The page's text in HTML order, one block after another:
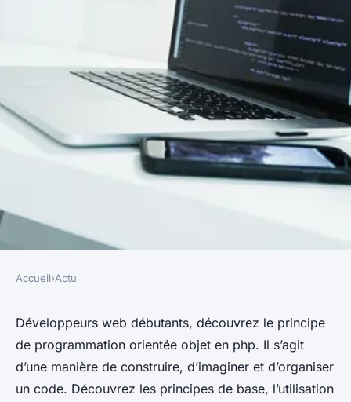
Guide sur l'apprentissage du
poo
berthe•7 mai 2024•3 min de lecture
Accueil›Actu
Développeurs web débutants, découvrez le principe
de programmation orientée objet en php. Il s’agit
d’une manière de construire, d’imaginer et d’organiser
un code. Découvrez les principes de base, l’utilisation